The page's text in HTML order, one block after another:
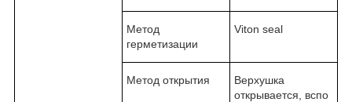
Метод
герметизации
Viton seal
Метод открытия
Верхушка
открывается, вспо